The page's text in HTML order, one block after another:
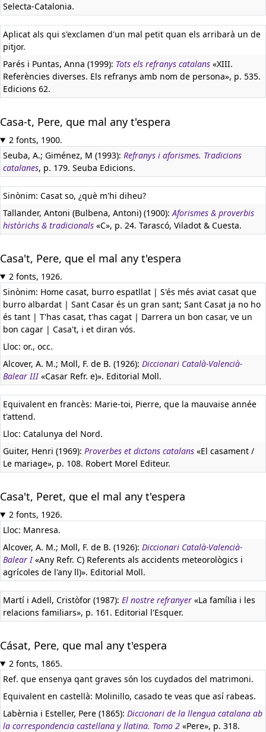
Selecta-Catalonia.
Aplicat als qui s'exclamen d'un mal petit quan els arribarà un de
pitjor.
Parés i Puntas, Anna (1999): Tots els refranys catalans «XIII.
Referències diverses. Els refranys amb nom de persona», p. 535.
Edicions 62.
Casa-t, Pere, que mal any t'espera
2 fonts, 1900.
Seuba, A.; Giménez, M (1993): Refranys i aforismes. Tradicions
catalanes, p. 179. Seuba Edicions.
Sinònim: Casat so, ¿què m'hi diheu?
Tallander, Antoni (Bulbena, Antoni) (1900):Aforismes & proverbis
històrichs & tradicionals «C», p. 24. Tarascó, Viladot & Cuesta.
Casa't, Pere, que el mal any t'espera
2 fonts, 1926.
Sinònim: Home casat, burro espatllat | S'és més aviat casat que
burro albardat | Sant Casar és un gran sant; Sant Casat ja no ho
és tant | T'has casat, t'has cagat | Darrera un bon casar, ve un
bon cagar | Casa't, i et diran vós.
Lloc: or., occ.
Alcover, A. M.; Moll, F. de B. (1926): Diccionari Català-Valencià-
Balear III«Casar Refr. e)». Editorial Moll.
Equivalent en francès: Marie-toi, Pierre, que la mauvaise année
t'attend.
Lloc: Catalunya del Nord.
Guiter, Henri (1969): Proverbes et dictons catalans «El casament /
Le mariage», p. 108. Robert Morel Editeur.
Casa't, Peret, que el mal any t'espera
2 fonts, 1926.
Lloc: Manresa.
Alcover, A. M.; Moll, F. de B. (1926): Diccionari Català-Valencià-
Balear I«Any Refr. C) Referents als accidents meteorològics i
agrícoles de l'any ll)». Editorial Moll.
Martí i Adell, Cristòfor (1987): El nostre refranyer «La família i les
relacions familiars», p. 161. Editorial l'Esquer.
Cásat, Pere, que mal any t'espera
2 fonts, 1865.
Ref. que ensenya qant graves són los cuydados del matrimoni.
Equivalent en castellà: Molinillo, casado te veas que así rabeas.
Labèrnia i Esteller, Pere (1865): Diccionari de la llengua catalana ab
la correspondencia castellana y llatina. Tomo 2 «Pere», p. 318.